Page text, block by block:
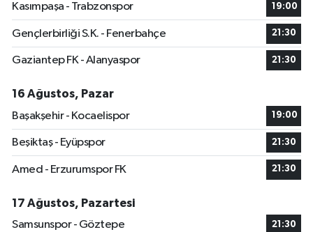
Kasımpaşa - Trabzonspor 19:00
Gençlerbirliği S.K. - Fenerbahçe 21:30
Gaziantep FK - Alanyaspor 21:30
16 Ağustos, Pazar
Başakşehir - Kocaelispor
19:00
Beşiktaş - Eyüpspor 21:30
Amed - Erzurumspor FK 21:30
17 Ağustos, Pazartesi
Samsunspor - Göztepe
21:30